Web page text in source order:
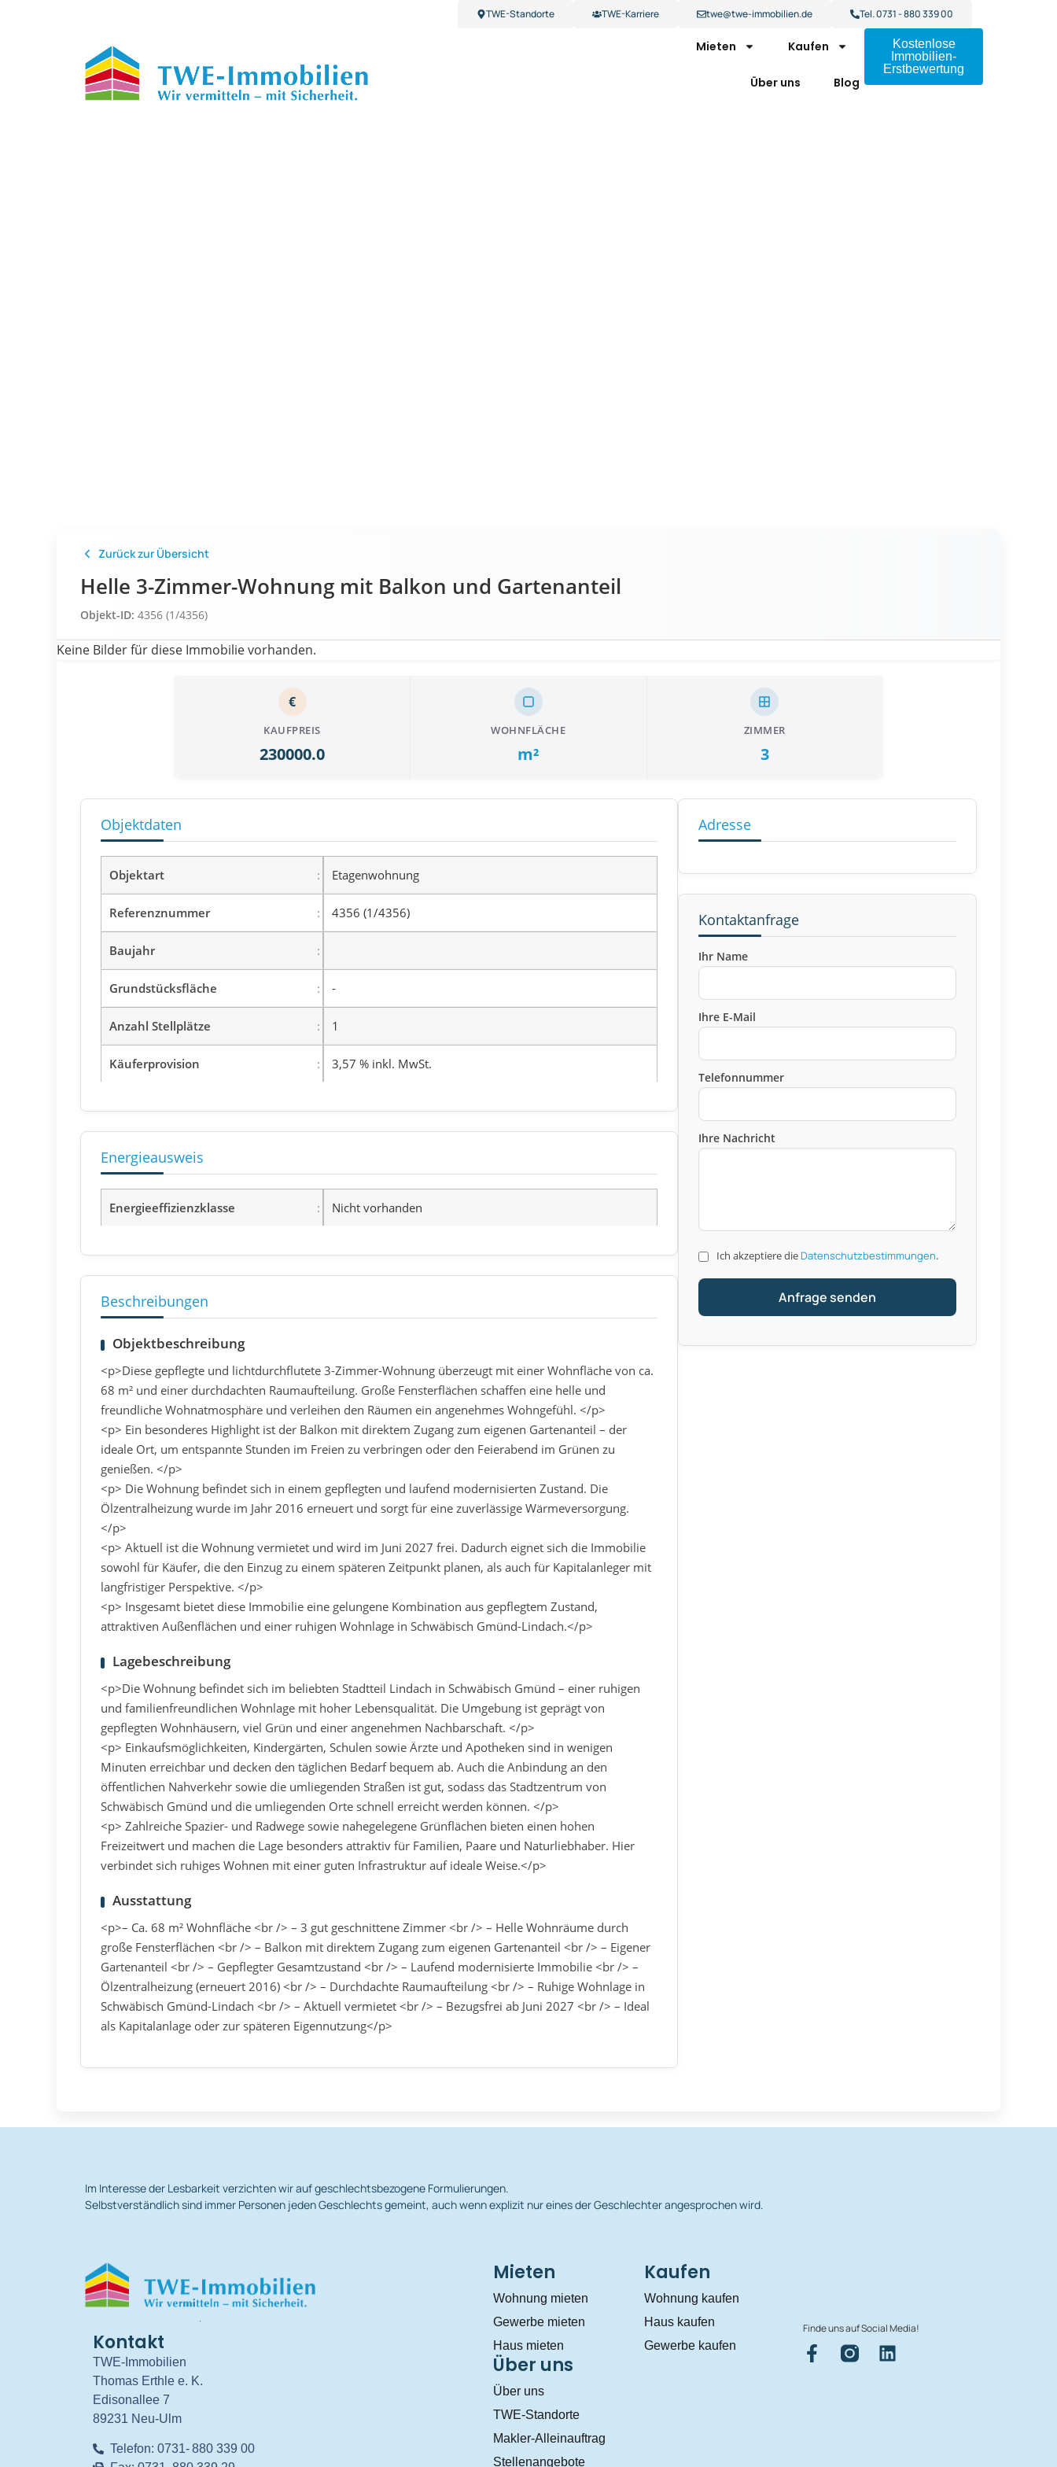
Tel. 0731 - 880 339 00
twe@twe-immobilien.de
TWE-Karriere
TWE-Standorte
Mieten Kaufen
Über uns Blog
Kostenlose
Immobilien-
Erstbewertung
Zurück zur Übersicht
Helle 3-Zimmer-Wohnung mit Balkon und Gartenanteil
Objekt-ID: 4356 (1/4356)
Keine Bilder für diese Immobilie vorhanden.
€
KAUFPREIS
230000.0
WOHNFLÄCHE
m²
ZIMMER
3
Objektdaten
Objektart Etagenwohnung
Referenznummer 4356 (1/4356)
Baujahr
Grundstücksfläche -
Anzahl Stellplätze 1
Käuferprovision 3,57 % inkl. MwSt.
Energieausweis
Energieeffizienzklasse Nicht vorhanden
Beschreibungen
Objektbeschreibung
<p>Diese gepflegte und lichtdurchflutete 3-Zimmer-Wohnung überzeugt mit einer Wohnfläche von ca.
68 m² und einer durchdachten Raumaufteilung. Große Fensterflächen schaffen eine helle und
freundliche Wohnatmosphäre und verleihen den Räumen ein angenehmes Wohngefühl. </p>
<p> Ein besonderes Highlight ist der Balkon mit direktem Zugang zum eigenen Gartenanteil – der
ideale Ort, um entspannte Stunden im Freien zu verbringen oder den Feierabend im Grünen zu
genießen. </p>
<p> Die Wohnung befindet sich in einem gepflegten und laufend modernisierten Zustand. Die
Ölzentralheizung wurde im Jahr 2016 erneuert und sorgt für eine zuverlässige Wärmeversorgung.
</p>
<p> Aktuell ist die Wohnung vermietet und wird im Juni 2027 frei. Dadurch eignet sich die Immobilie
sowohl für Käufer, die den Einzug zu einem späteren Zeitpunkt planen, als auch für Kapitalanleger mit
langfristiger Perspektive. </p>
<p> Insgesamt bietet diese Immobilie eine gelungene Kombination aus gepflegtem Zustand,
attraktiven Außenflächen und einer ruhigen Wohnlage in Schwäbisch Gmünd-Lindach.</p>
Lagebeschreibung
<p>Die Wohnung befindet sich im beliebten Stadtteil Lindach in Schwäbisch Gmünd – einer ruhigen
und familienfreundlichen Wohnlage mit hoher Lebensqualität. Die Umgebung ist geprägt von
gepflegten Wohnhäusern, viel Grün und einer angenehmen Nachbarschaft. </p>
<p> Einkaufsmöglichkeiten, Kindergärten, Schulen sowie Ärzte und Apotheken sind in wenigen
Minuten erreichbar und decken den täglichen Bedarf bequem ab. Auch die Anbindung an den
öffentlichen Nahverkehr sowie die umliegenden Straßen ist gut, sodass das Stadtzentrum von
Schwäbisch Gmünd und die umliegenden Orte schnell erreicht werden können. </p>
<p> Zahlreiche Spazier- und Radwege sowie nahegelegene Grünflächen bieten einen hohen
Freizeitwert und machen die Lage besonders attraktiv für Familien, Paare und Naturliebhaber. Hier
verbindet sich ruhiges Wohnen mit einer guten Infrastruktur auf ideale Weise.</p>
Ausstattung
<p>– Ca. 68 m² Wohnfläche <br /> – 3 gut geschnittene Zimmer <br /> – Helle Wohnräume durch
große Fensterflächen <br /> – Balkon mit direktem Zugang zum eigenen Gartenanteil <br /> – Eigener
Gartenanteil <br /> – Gepflegter Gesamtzustand <br /> – Laufend modernisierte Immobilie <br /> –
Ölzentralheizung (erneuert 2016) <br /> – Durchdachte Raumaufteilung <br /> – Ruhige Wohnlage in
Schwäbisch Gmünd-Lindach <br /> – Aktuell vermietet <br /> – Bezugsfrei ab Juni 2027 <br /> – Ideal
als Kapitalanlage oder zur späteren Eigennutzung</p>
Adresse
Kontaktanfrage
Ihr Name
Ihre E-Mail
Telefonnummer
Ihre Nachricht
Ich akzeptiere die Datenschutzbestimmungen.
Anfrage senden
Im Interesse der Lesbarkeit verzichten wir auf geschlechtsbezogene Formulierungen.
Selbstverständlich sind immer Personen jeden Geschlechts gemeint, auch wenn explizit nur eines der Geschlechter angesprochen wird.
Kontakt
TWE-Immobilien
Thomas Erthle e. K.
Edisonallee 7
89231 Neu-Ulm
Telefon: 0731- 880 339 00
Mieten
Wohnung mieten
Gewerbe mieten
Haus mieten
Über uns
Über uns
TWE-Standorte
Makler-Alleinauftrag
Stellenangebote
Kaufen
Wohnung kaufen
Haus kaufen
Gewerbe kaufen
Finde uns auf Social Media!